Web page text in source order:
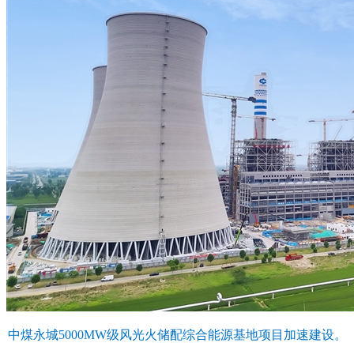
中煤永城5000MW级风光火储配综合能源基地项目加速建设。